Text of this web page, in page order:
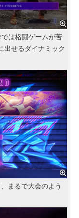
は格闘ゲームが苦
出せるダイナミック
まるで大会のよう